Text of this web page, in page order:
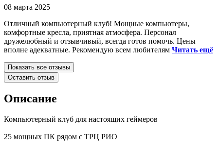
08 марта 2025
Отличный компьютерный клуб! Мощные компьютеры,
комфортные кресла, приятная атмосфера. Персонал
дружелюбный и отзывчивый, всегда готов помочь. Цены
вполне адекватные. Рекомендую всем любителям Читать ещё
Показать все отзывы
Оставить отзыв
Описание
Компьютерный клуб для настоящих геймеров
25 мощных ПК рядом с ТРЦ РИО